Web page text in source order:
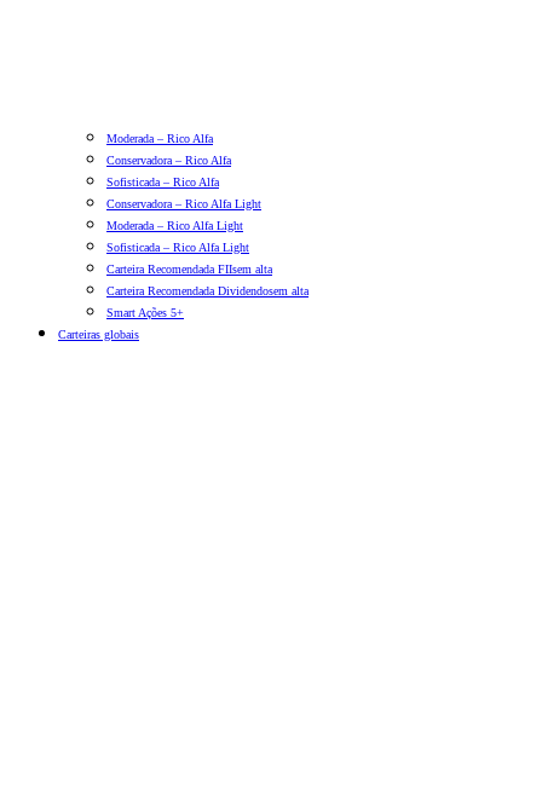
Moderada – Rico Alfa
Conservadora – Rico Alfa
Sofisticada – Rico Alfa
Conservadora – Rico Alfa Light
Moderada – Rico Alfa Light
Sofisticada – Rico Alfa Light
Carteira Recomendada FIIsem alta
Carteira Recomendada Dividendosem alta
Smart Ações 5+
Carteiras globais